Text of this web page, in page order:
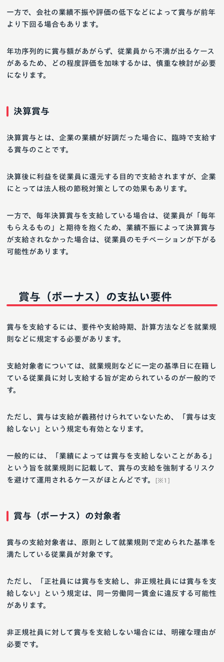
一方で、会社の業績不振や評価の低下などによって賞与が前年
より下回る場合もあります。
年功序列的に賞与額があがらず、従業員から不満が出るケース
があるため、どの程度評価を加味するかは、慎重な検討が必要
になります。
決算賞与
決算賞与とは、企業の業績が好調だった場合に、臨時で支給す
る賞与のことです。
決算後に利益を従業員に還元する目的で支給されますが、企業
にとっては法人税の節税対策としての効果もあります。
一方で、毎年決算賞与を支給している場合は、従業員が「毎年
もらえるもの」と期待を抱くため、業績不振によって決算賞与
が支給されなかった場合は、従業員のモチベーションが下がる
可能性があります。
賞与（ボーナス）の支払い要件
賞与を支給するには、要件や支給時期、計算方法などを就業規
則などに規定する必要があります。
支給対象者については、就業規則などに一定の基準日に在籍し
ている従業員に対し支給する旨が定められているのが一般的で
す。
ただし、賞与は支給が義務付けられていないため、「賞与は支
給しない」という規定も有効となります。
一般的には、「業績によっては賞与を支給しないことがある」
という旨を就業規則に記載して、賞与の支給を強制するリスク
を避けて運用されるケースがほとんどです。
[※1]
賞与（ボーナス）の対象者
賞与の支給対象者は、原則として就業規則で定められた基準を
満たしている従業員が対象です。
ただし、「正社員には賞与を支給し、非正規社員には賞与を支
給しない」という規定は、同一労働同一賃金に違反する可能性
があります。
非正規社員に対して賞与を支給しない場合には、明確な理由が
必要です。